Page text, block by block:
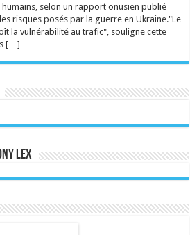
selon un rapport onusien publié
risques posés par la guerre en Ukraine."Le
la vulnérabilité au trafic", souligne cette
[…]
Lex